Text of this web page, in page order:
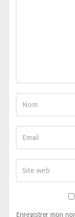
Enregistrer mon